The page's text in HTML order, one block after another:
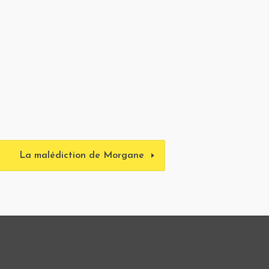
La malédiction de Morgane